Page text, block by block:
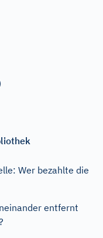
Wer bezahlte die
entfernt